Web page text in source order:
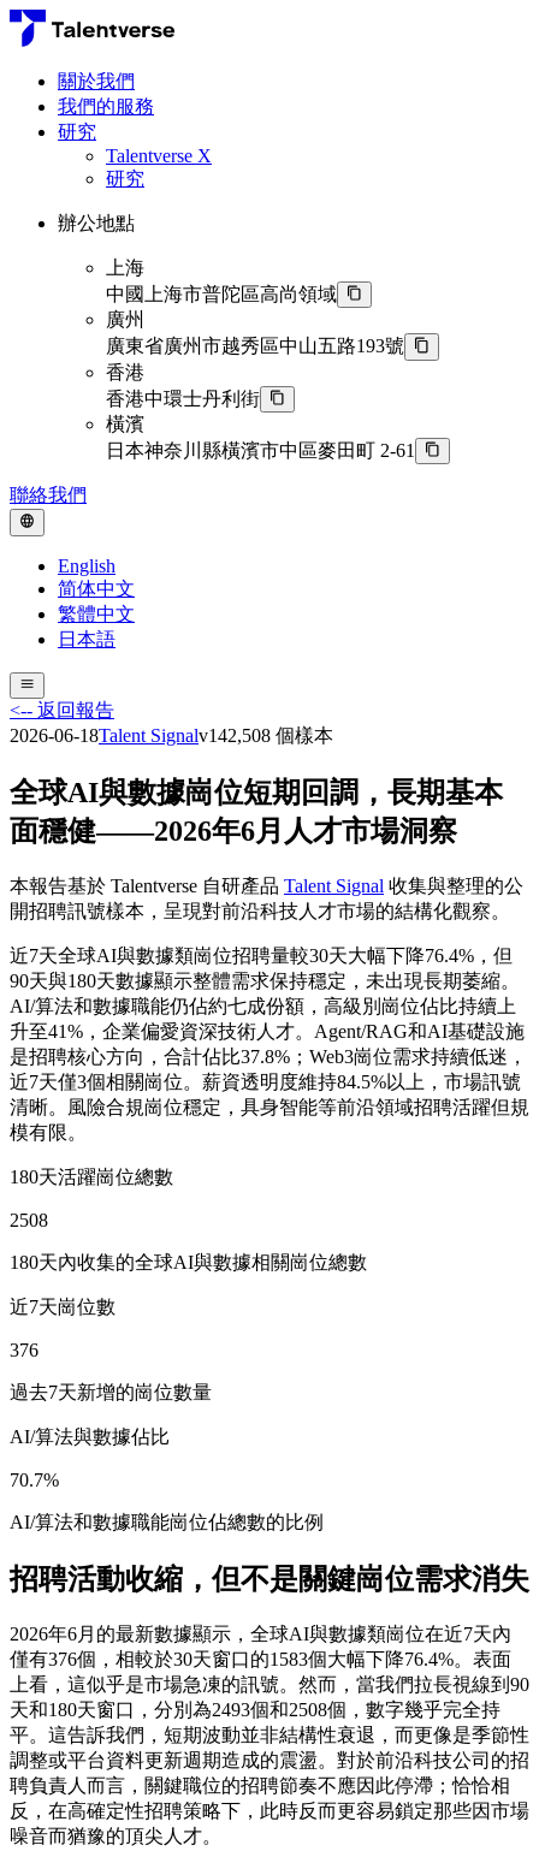
關於我們
我們的服務
研究
Talentverse X
研究
辦公地點
上海
中國上海市普陀區高尚領域
廣州
廣東省廣州市越秀區中山五路193號
香港
香港中環士丹利街
橫濱
日本神奈川縣橫濱市中區麥田町 2-61
聯絡我們
English
简体中文
繁體中文
日本語
<-- 返回報告
2026-06-18Talent Signalv142,508 個樣本
全球AI與數據崗位短期回調，長期基本
面穩健——2026年6月人才市場洞察
本報告基於 Talentverse 自研產品 Talent Signal 收集與整理的公
開招聘訊號樣本，呈現對前沿科技人才市場的結構化觀察。
近7天全球AI與數據類崗位招聘量較30天大幅下降76.4%，但
90天與180天數據顯示整體需求保持穩定，未出現長期萎縮。
AI/算法和數據職能仍佔約七成份額，高級別崗位佔比持續上
升至41%，企業偏愛資深技術人才。Agent/RAG和AI基礎設施
是招聘核心方向，合計佔比37.8%；Web3崗位需求持續低迷，
近7天僅3個相關崗位。薪資透明度維持84.5%以上，市場訊號
清晰。風險合規崗位穩定，具身智能等前沿領域招聘活躍但規
模有限。
180天活躍崗位總數
2508
180天內收集的全球AI與數據相關崗位總數
近7天崗位數
376
過去7天新增的崗位數量
AI/算法與數據佔比
70.7%
AI/算法和數據職能崗位佔總數的比例
招聘活動收縮，但不是關鍵崗位需求消失
2026年6月的最新數據顯示，全球AI與數據類崗位在近7天內
僅有376個，相較於30天窗口的1583個大幅下降76.4%。表面
上看，這似乎是市場急凍的訊號。然而，當我們拉長視線到90
天和180天窗口，分別為2493個和2508個，數字幾乎完全持
平。這告訴我們，短期波動並非結構性衰退，而更像是季節性
調整或平台資料更新週期造成的震盪。對於前沿科技公司的招
聘負責人而言，關鍵職位的招聘節奏不應因此停滯；恰恰相
反，在高確定性招聘策略下，此時反而更容易鎖定那些因市場
噪音而猶豫的頂尖人才。